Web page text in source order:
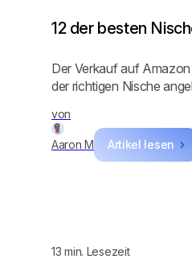
von
Aaron M Artikel lesen
12 der besten
Der Verkauf auf
der richtigen Nische
13 min. Lesezeit